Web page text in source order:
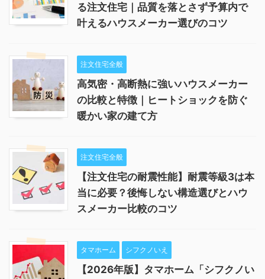
る注文住宅｜品質を落とさず予算内で
叶えるハウスメーカー選びのコツ
注文住宅全般
高気密・高断熱に強いハウスメーカー
の比較と特徴｜ヒートショックを防ぐ
暖かい家の建て方
注文住宅全般
【注文住宅の耐震性能】耐震等級3は本
当に必要？後悔しない構造選びとハウ
スメーカー比較のコツ
タマホーム シフクノいえ
【2026年版】タマホーム「シフクノい